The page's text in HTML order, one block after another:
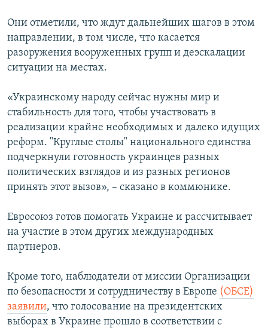
Они отметили, что ждут дальнейших шагов в этом
направлении, в том числе, что касается
разоружения вооруженных групп и деэскалации
ситуации на местах.
«Украинскому народу сейчас нужны мир и
стабильность для того, чтобы участвовать в
реализации крайне необходимых и далеко идущих
реформ. "Круглые столы" национального единства
подчеркнули готовность украинцев разных
политических взглядов и из разных регионов
принять этот вызов», – сказано в коммюнике.
Евросоюз готов помогать Украине и рассчитывает
на участие в этом других международных
партнеров.
Кроме того, наблюдатели от миссии Организации
по безопасности и сотрудничеству в Европе (ОБСЕ)
заявили, что голосование на президентских
выборах в Украине прошло в соответствии с